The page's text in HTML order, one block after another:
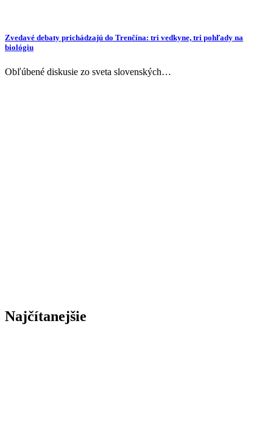
Zvedavé debaty prichádzajú do Trenčína: tri vedkyne, tri pohľady na
biológiu
Obľúbené diskusie zo sveta slovenských…
Najčítanejšie